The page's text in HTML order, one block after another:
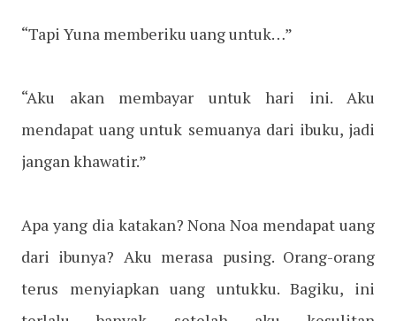
“Tapi Yuna memberiku uang untuk…”
“Aku akan membayar untuk hari ini. Aku
mendapat uang untuk semuanya dari ibuku, jadi
jangan khawatir.”
Apa yang dia katakan? Nona Noa mendapat uang
dari ibunya? Aku merasa pusing. Orang-orang
terus menyiapkan uang untukku. Bagiku, ini